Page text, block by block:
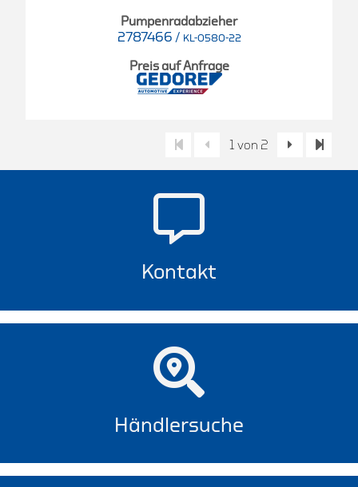
Pumpenradabzieher
2787466 / KL-0580-22
Preis auf Anfrage
1 von 2
Kontakt
Händlersuche